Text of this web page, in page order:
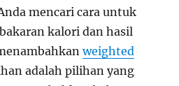
mencari cara untuk
kalori dan hasil
weighted
adalah pilihan yang